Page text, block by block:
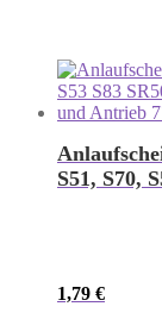
S51, S70,
1,79 €